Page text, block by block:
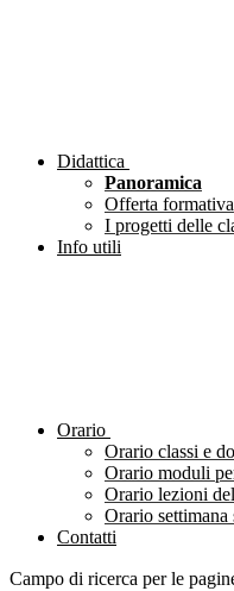
Didattica
Panoramica
Offerta formativa
I progetti delle
Info utili
Orario
Orario classi e
Orario moduli
Orario lezioni
Orario settimana
Contatti
Campo di ricerca per le